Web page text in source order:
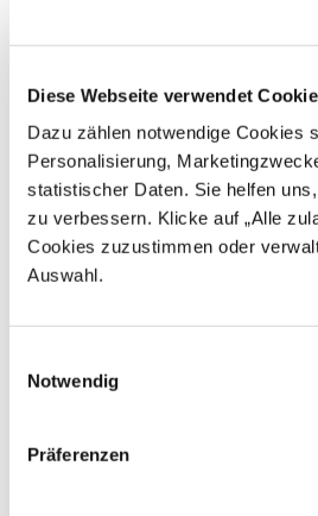
Diese Webseite verwendet
Dazu zählen notwendige Cookies
Personalisierung,
statistischer Daten. Sie helfen
zu verbessern. Klicke auf „Alle
Cookies zuzustimmen oder
Auswahl.
Notwendig
Präferenzen
Wünsch
Familie in Berlin
Senatorin für Schule, Familie und